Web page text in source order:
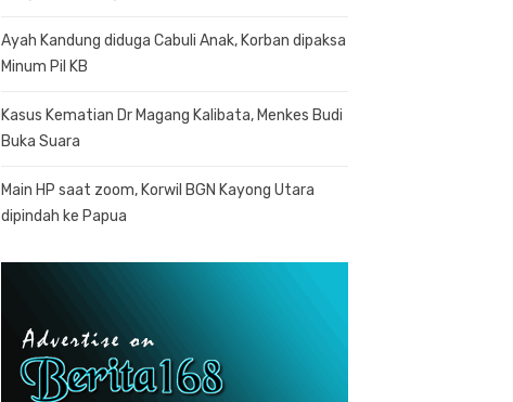
Ayah Kandung diduga Cabuli Anak, Korban dipaksa
Minum Pil KB
Kasus Kematian Dr Magang Kalibata, Menkes Budi
Buka Suara
Main HP saat zoom, Korwil BGN Kayong Utara
dipindah ke Papua